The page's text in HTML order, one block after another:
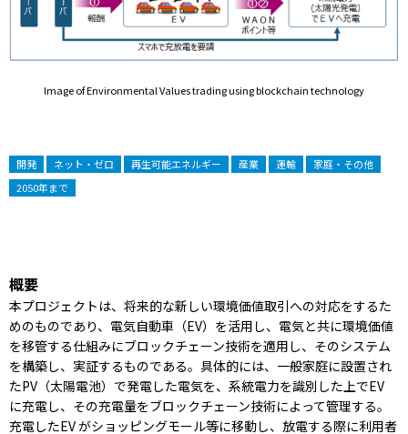
Image of Environmental Values trading using blockchain technology
開発 ネット・ゼロ 再生可能エネルギー 産業 運輸
家庭・その他
2050年まで
概要
本プロジェクトは、将来的な新しい環境価値取引への対応をするた
めのものであり、電気自動車（EV）を活用し、電気と共に環境価値
を移管する仕組みにブロックチェーン技術を適用し、そのシステム
を構築し、実証するものである。具体的には、一般家庭に設置され
たPV（太陽電池）で発電した電気を、系統電力を識別した上でEV
に充電し、その充電量をブロックチェーン技術によって管理する。
充電したEV がショッピングモール等に移動し、放電する際に利用者